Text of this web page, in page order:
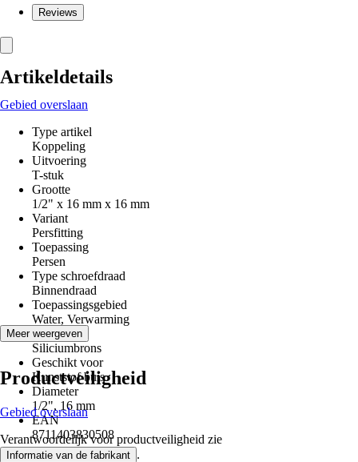
Reviews
Artikeldetails
Gebied overslaan
Type artikel
Koppeling
Uitvoering
T-stuk
Grootte
1/2" x 16 mm x 16 mm
Variant
Persfitting
Toepassing
Persen
Type schroefdraad
Binnendraad
Toepassingsgebied
Water, Verwarming
Materiaal
Siliciumbrons
Geschikt voor
Kunststof buis
Diameter
1/2", 16 mm
EAN
8711403830508
Meer weergeven
Productveiligheid
Gebied overslaan
Verantwoordelijk voor productveiligheid zie
Informatie van de fabrikant .